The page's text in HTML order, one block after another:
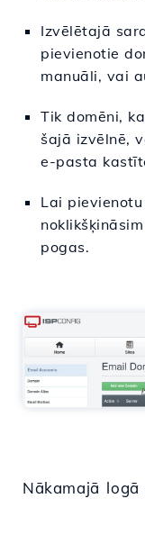
Izvēlētajā
pievienotie
manuāli, vai
Tik domēni,
šajā izvēlnē,
e-pasta
Lai
pogas.
Nākamajā